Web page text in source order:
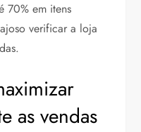
70% em itens
verificar a loja
as vendas